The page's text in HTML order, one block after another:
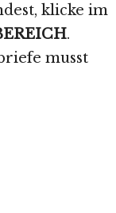
klicke im
.
musst